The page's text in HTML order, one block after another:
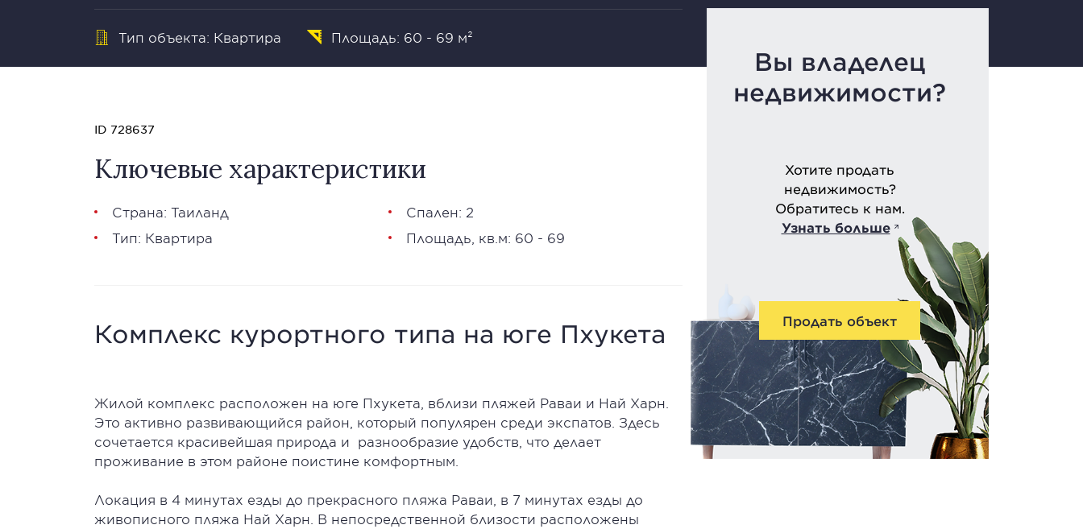
Тип объекта: Квартира Площадь: 60 - 69 м²
Вы владелец
недвижимости?
Хотите продать
недвижимость?
Обратитесь к нам.
Узнать больше
Продать объект
ID 728637
Ключевые характеристики
Страна: Таиланд
Тип: Квартира
Спален: 2
Площадь, кв.м: 60 - 69
Комплекс курортного типа на юге Пхукета
Жилой комплекс расположен на юге Пхукета, вблизи пляжей Раваи и Най Харн.
Это активно развивающийся район, который популярен среди экспатов. Здесь
сочетается красивейшая природа и разнообразие удобств, что делает
проживание в этом районе поистине комфортным.
Локация в 4 минутах езды до прекрасного пляжа Раваи, в 7 минутах езды до
живописного пляжа Най Харн. В непосредственной близости расположены